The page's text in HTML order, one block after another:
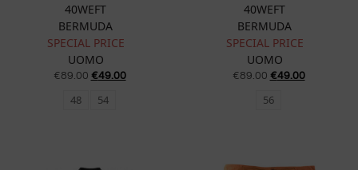
40WEFT
BERMUDA
SPECIAL PRICE
UOMO
€89.00 €49.00
48 54
40WEFT
BERMUDA
SPECIAL PRICE
UOMO
€89.00 €49.00
56